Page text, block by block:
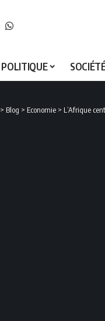
POLITIQUE
> Blog > Economie > L’Afrique